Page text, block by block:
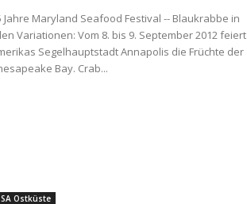
Jahre Maryland Seafood Festival -- Blaukrabbe in
Variationen: Vom 8. bis 9. September 2012 feiert
Segelhauptstadt Annapolis die Früchte der
Chesapeake Bay. Crab...
Ostküste